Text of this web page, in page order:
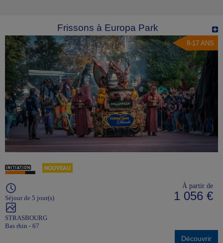
Frissons à Europa Park
8-17 ANS
Séjour de 5 jour(s)
STRASBOURG
Bas rhin - 67
À partir de
1 056 €
Découvrir